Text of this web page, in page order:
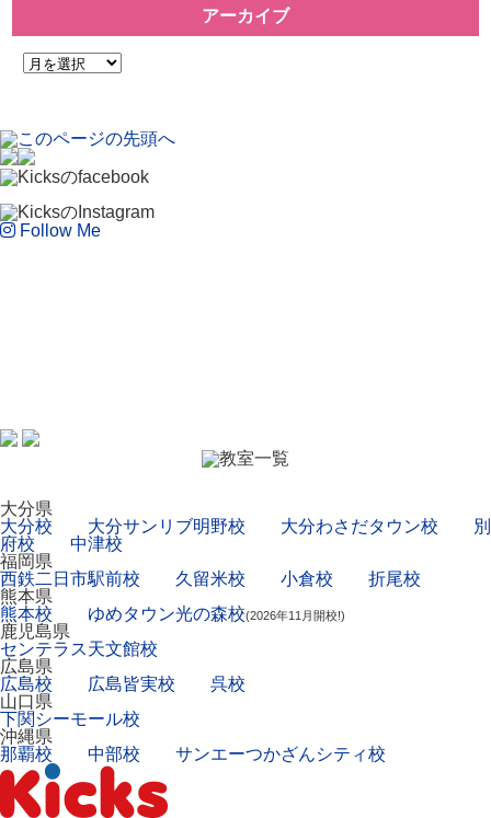
アーカイブ
Follow Me
大分県
大分校
大分サンリブ明野校 大分わさだタウン校
別
府校
中津校
福岡県
西鉄二日市駅前校
久留米校 小倉校
折尾校
熊本県
熊本校
ゆめタウン光の森校(2026年11月開校!)
鹿児島県
センテラス天文館校
広島県
広島校
広島皆実校
呉校
山口県
下関シーモール校
沖縄県
那覇校
中部校 サンエーつかざんシティ校